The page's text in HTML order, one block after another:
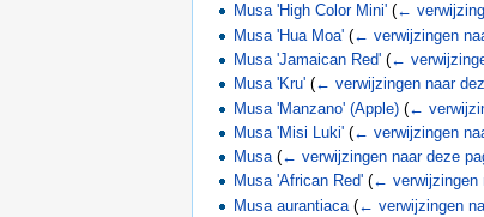
Musa 'High Color Mini' (←
Musa 'Hua Moa' (← verwijzingen
Musa 'Jamaican Red' (←
Musa 'Kru' (← verwijzingen naar
Musa 'Manzano' (Apple) (←
Musa 'Misi Luki' (← verwijzingen
Musa (← verwijzingen naar deze
Musa 'African Red' (← verwijzingen
Musa aurantiaca (← verwijzingen